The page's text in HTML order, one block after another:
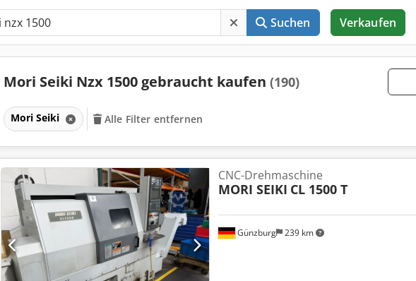
Suchen Verkaufen
Mori Seiki Nzx 1500 gebraucht kaufen (190)
Mori Seiki Alle Filter entfernen
Günzburg 239 km
CNC-Drehmaschine
MORI SEIKI CL 1500 T